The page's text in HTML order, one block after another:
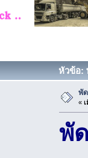
หัวข้อ:
พั
«
พั